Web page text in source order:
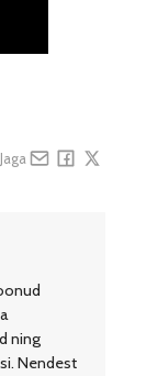
Jaga
ning
Nendest